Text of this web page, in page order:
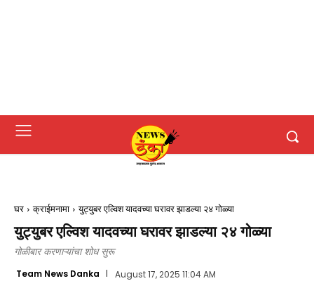
घर क्राईमनामा युट्युबर एल्विश यादवच्या घरावर झाडल्या २४ गोळ्या
युट्युबर एल्विश यादवच्या घरावर झाडल्या २४ गोळ्या
गोळीबार करणाऱ्यांचा शोध सुरू
Team News Danka August 17, 2025 11:04 AM